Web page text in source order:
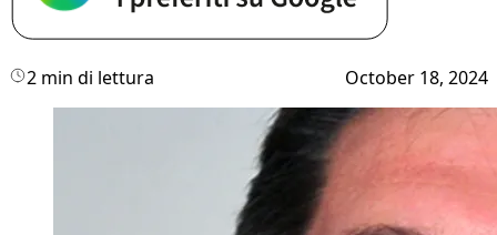
2 min di lettura October 18, 2024